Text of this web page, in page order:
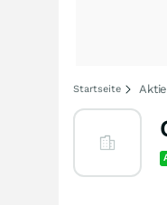
Startseite